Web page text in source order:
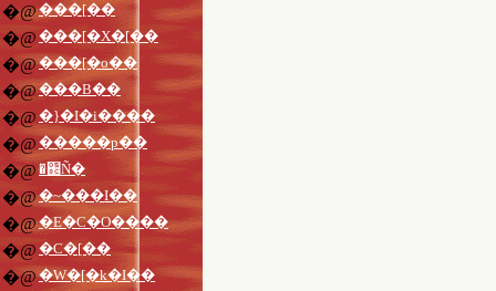
�@���[��
�@ ���[�X�[��
�@���[�o��
�@���B��
�@ �}�I�i����
�@ �����p��
�@ �֌Ñ�
�@�~���I��
�@�E�C�O����
�@ �C�[��
�@�W�[�k�I��